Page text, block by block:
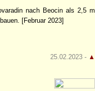
nach Beocin als 2,5 m
[Februar 2023]
25.02.2023 - ▲